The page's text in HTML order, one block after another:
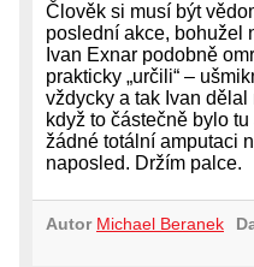
Člověk si musí být
poslední akce, bohužel
Ivan Exnar podobně
prakticky „určili“ –
vždycky a tak Ivan
když to částečně bylo
žádné totální amputaci
naposled. Držím palce.
Autor Michael Beranek